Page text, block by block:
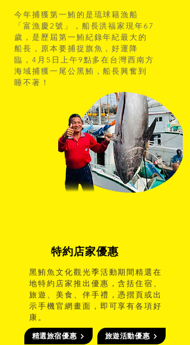
今年捕獲第一鮪的是琉球籍漁船
「富漁慶2號」，船長洪福家現年67
歲，是歷屆第一鮪紀錄年紀最大的
船長，原本要捕捉旗魚，好運降
臨，4月5日上午9點多在台灣西南方
海域捕獲一尾公黑鮪，船長興奮到
睡不著！
​特約店家優惠
黑鮪魚文化觀光季活動期間精選在
地特約店家推出優惠，含括住宿、
旅遊、美食、伴手禮，憑摺頁或出
示手機官網畫面，即可享有各項好
康。
精選旅宿優惠 旅遊活動優惠